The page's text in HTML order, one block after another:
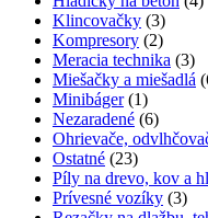
Klincovačky (3)
Kompresory (2)
Meracia technika (3)
Miešačky a miešadlá
Minibáger (1)
Nezaradené (6)
Ohrievače,
Ostatné (23)
Píly na drevo, kov a
Prívesné vozíky (3)